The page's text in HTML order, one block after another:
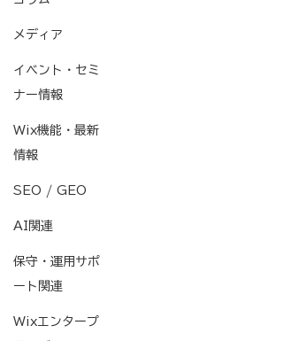
メディア
イベント・セミ
ナー情報
Wix機能・最新
情報
SEO / GEO
AI関連
保守・運用サポ
ート関連
Wixエンタープ